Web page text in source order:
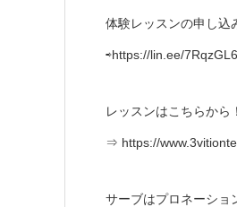
体験レッスンの申し込
⇨https://lin.ee/7RqzGL6
レッスンはこちらから！
⇒ https://
サーブはプロネーショ